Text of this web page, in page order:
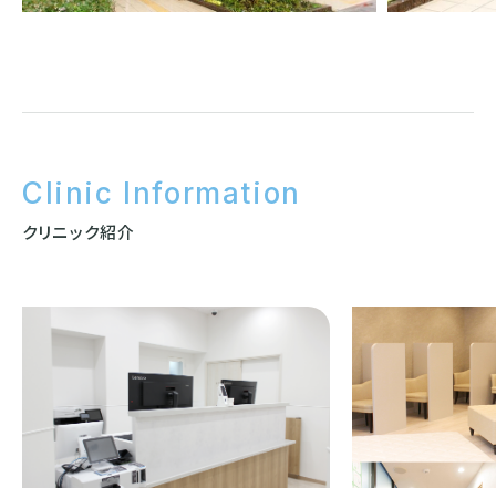
Clinic Information
クリニック紹介